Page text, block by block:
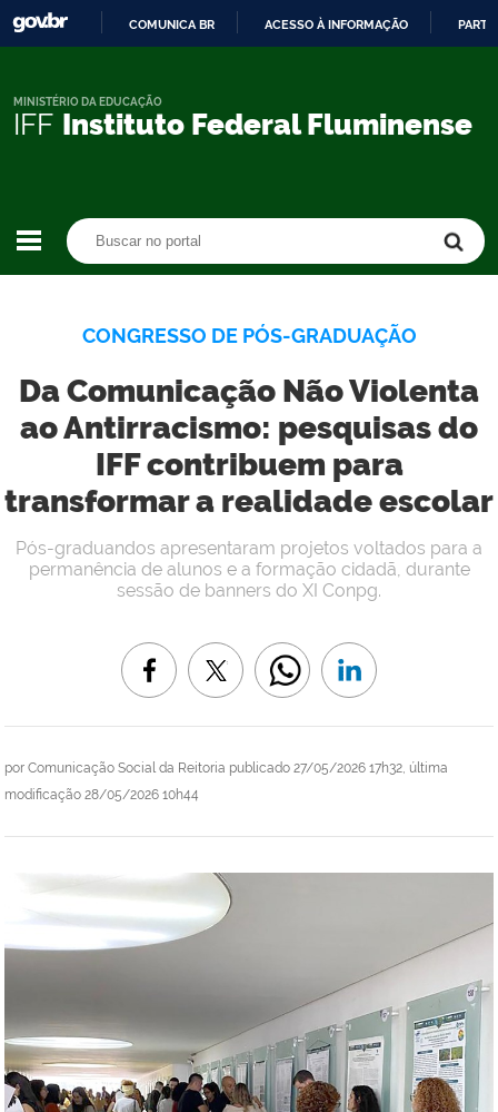
CONTEÚDO
COMUNICA BR ACESSO À INFORMAÇÃO
IFF Instituto Federal Fluminense
MINISTÉRIO DA EDUCAÇÃO
CONGRESSO DE PÓS-GRADUAÇÃO
Da Comunicação Não Violenta
ao Antirracismo: pesquisas do
IFF contribuem para
transformar a realidade escolar
por Comunicação Social da Reitoria publicado 27/05/2026 17h32, última
modificação 28/05/2026 10h44
Pós-graduandos apresentaram projetos voltados para a
permanência de alunos e a formação cidadã, durante
sessão de banners do XI Conpg.